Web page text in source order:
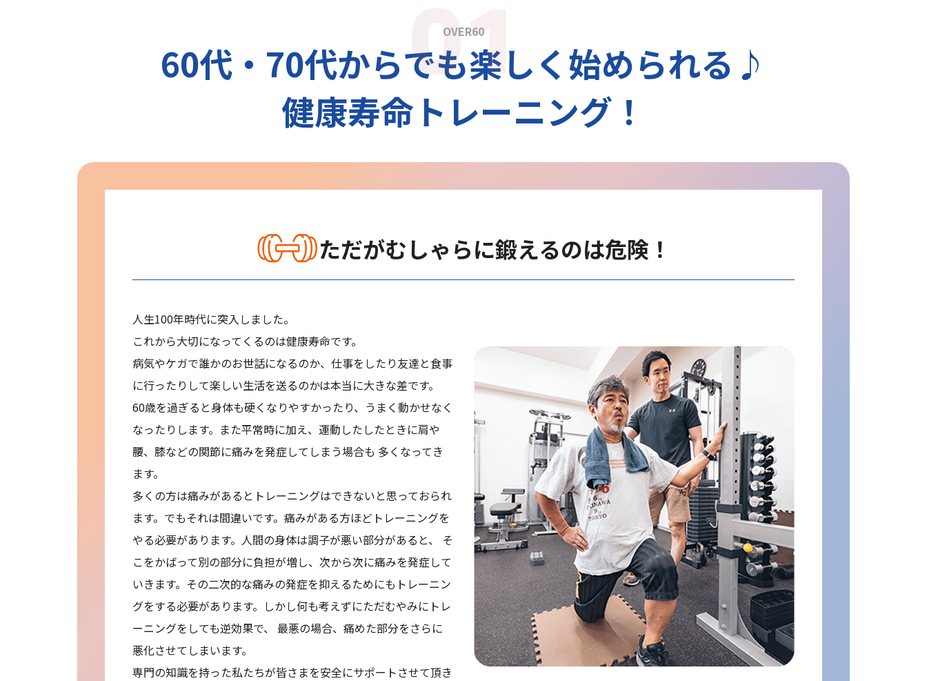
OVER60
60代・70代からでも楽しく始められる♪
健康寿命トレーニング！
ただがむしゃらに鍛えるのは危険！
人生100年時代に突入しました。
これから大切になってくるのは健康寿命です。
病気やケガで誰かのお世話になるのか、仕事をしたり友達と食事
に行ったりして楽しい生活を送るのかは本当に大きな差です。
60歳を過ぎると身体も硬くなりやすかったり、うまく動かせなく
なったりします。また平常時に加え、運動したしたときに肩や
腰、膝などの関節に痛みを発症してしまう場合も 多くなってき
ます。
多くの方は痛みがあるとトレーニングはできないと思っておられ
ます。でもそれは間違いです。痛みがある方ほどトレーニングを
やる必要があります。人間の身体は調子が悪い部分があると、 そ
こをかばって別の部分に負担が増し、次から次に痛みを発症して
いきます。その二次的な痛みの発症を抑えるためにもトレーニン
グをする必要があります。しかし何も考えずにただむやみにトレ
ーニングをしても逆効果で、 最悪の場合、痛めた部分をさらに
悪化させてしまいます。
専門の知識を持った私たちが皆さまを安全にサポートさせて頂き